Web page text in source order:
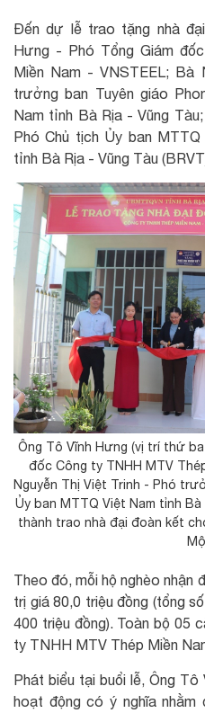
Đến dự lễ trao tặng nhà
Hưng - Phó Tổng Giám
Miền Nam - VNSTEEL; Bà
trưởng ban Tuyên giáo
Nam tỉnh Bà Rịa - Vũng
Phó Chủ tịch Ủy ban
tỉnh Bà Rịa - Vũng Tàu
Ông Tô Vĩnh Hưng (vị trí thứ
đốc Công ty TNHH MTV
Nguyễn Thị Việt Trinh - Phó
Ủy ban MTTQ Việt Nam tỉnh
thành trao nhà đại đoàn kết
Theo đó, mỗi hộ nghèo nhận
trị giá 80,0 triệu đồng (tổng
400 triệu đồng). Toàn bộ 05
ty TNHH MTV Thép Miền
Phát biểu tại buổi lễ, Ông Tô
hoạt động có ý nghĩa nhằm